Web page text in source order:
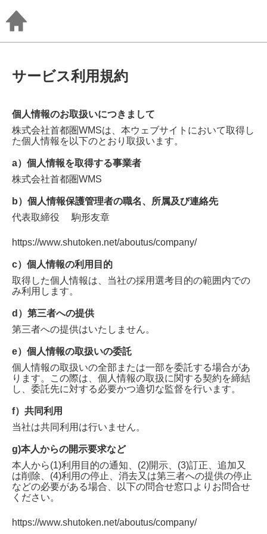
サービス利用規約
個人情報のお取扱いにつきまして
株式会社首都圏WMSは、本ウェブサイトにおいて取得し
た個人情報を以下のとおり取扱います。
a）個人情報を取得する事業者
株式会社首都圏WMS
b）個人情報保護管理者の職名、所属及び連絡先
代表取締役 駒形友章
https://www.shutoken.net/aboutus/company/
c）個人情報の利用目的
取得した個人情報は、当社の採用選考目的の範囲内での
み利用します。
d）第三者への提供
第三者への提供はいたしません。
e）個人情報の取扱いの委託
個人情報の取扱いの全部または一部を委託する場合があ
ります。この際は、個人情報の取扱に関する契約を締結
し、委託先に対する必要かつ適切な監督を行います。
f）共同利用
当社は共同利用は行いません。
g)本人からの開示要求など
本人から(1)利用目的の通知、(2)開示、(3)訂正、追加又
は削除、(4)利用の停止、消去又は第三者への提供の停止
などの必要がある場合、以下の問合せ窓口よりお問合せ
ください。
https://www.shutoken.net/aboutus/company/